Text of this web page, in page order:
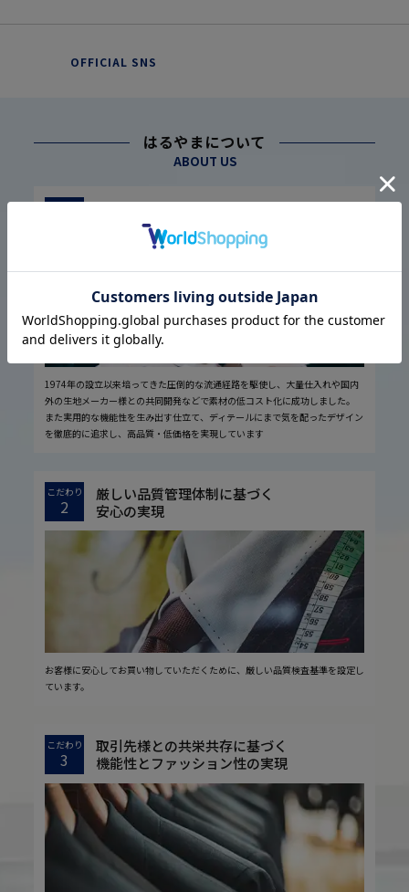
OFFICIAL SNS
はるやまについて
ABOUT US
幅広い仕入れ体制に基づく
高品質・低価格の実現
1974年の設立以来培ってきた圧倒的な流通経路を駆使し、大量仕入れや国内
外の生地メーカー様との共同開発などで素材の低コスト化に成功しました。
また実用的な機能性を生み出す仕立て、ディテールにまで気を配ったデザイン
を徹底的に追求し、高品質・低価格を実現しています
こだわり
2
厳しい品質管理体制に基づく
安心の実現
お客様に安心してお買い物していただくために、厳しい品質検査基準を設定し
ています。
こだわり
3
取引先様との共栄共存に基づく
機能性とファッション性の実現